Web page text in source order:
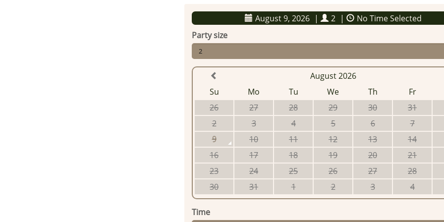
August 9, 2026 | 2 |
No Time Selected
Party size
2
August 2026
Su
Mo Tu We Th
Fr
26
27 28 29 30
31
2
3 4 5 6
7
9
10 11 12 13
14
16
17 18 19 20
21
23
24 25 26 27
28
30
31 1 2 3 4
Time